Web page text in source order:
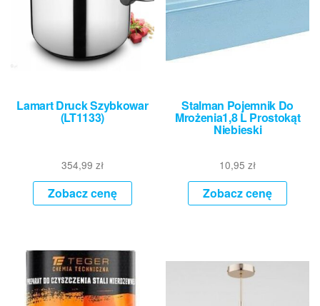
Lamart Druck Szybkowar
(LT1133)
354,99 zł
Zobacz cenę
Stalman Pojemnik Do
Mrożenia1,8 L Prostokąt
Niebieski
10,95zł
Zobacz cenę